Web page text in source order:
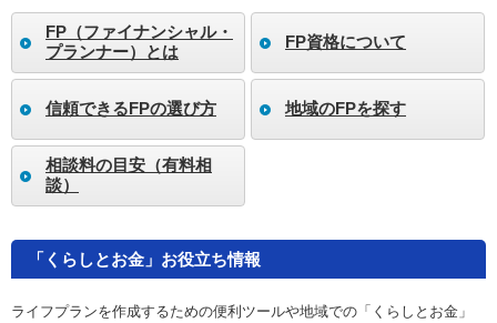
FP（ファイナンシャル・
プランナー）とは
FP資格について
信頼できるFPの選び方 地域のFPを探す
相談料の目安（有料相
談）
「くらしとお金」お役立ち情報
ライフプランを作成するための便利ツールや地域での「くらしとお金」